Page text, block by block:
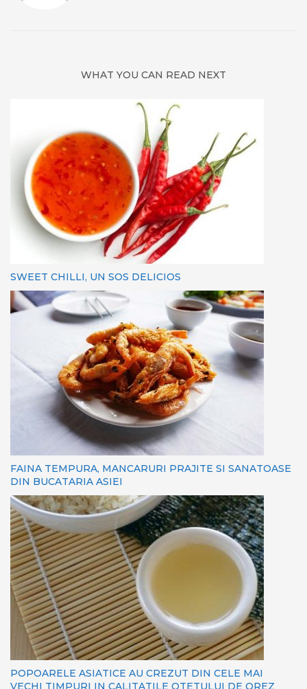
WHAT YOU CAN READ NEXT
SWEET CHILLI, UN SOS DELICIOS
FAINA TEMPURA, MANCARURI PRAJITE SI SANATOASE
DIN BUCATARIA ASIEI
POPOARELE ASIATICE AU CREZUT DIN CELE MAI
VECHI TIMPURI IN CALITATILE OTETULUI DE OREZ